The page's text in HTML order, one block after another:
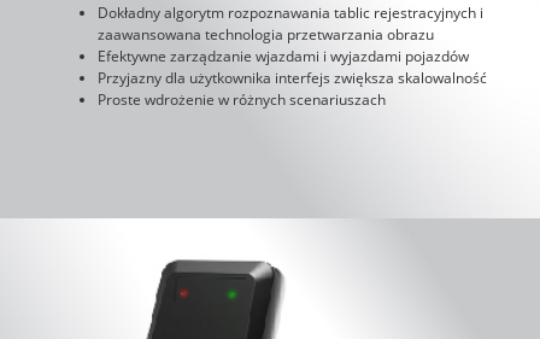
Dokładny algorytm rozpoznawania tablic rejestracyjnych i
zaawansowana technologia przetwarzania obrazu
Efektywne zarządzanie wjazdami i wyjazdami pojazdów
Przyjazny dla użytkownika interfejs zwiększa skalowalność
Proste wdrożenie w różnych scenariuszach